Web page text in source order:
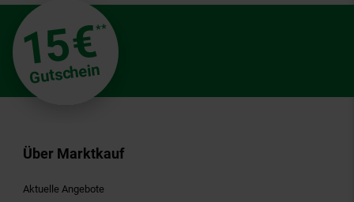
15€**
Gutschein
Über Marktkauf
Aktuelle Angebote